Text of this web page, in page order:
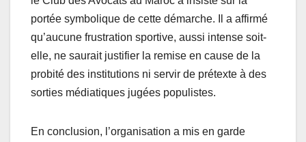
portée symbolique de cette démarche. Il a affirmé
qu’aucune frustration sportive, aussi intense soit-
elle, ne saurait justifier la remise en cause de la
probité des institutions ni servir de prétexte à des
sorties médiatiques jugées populistes.
En conclusion, l’organisation a mis en garde